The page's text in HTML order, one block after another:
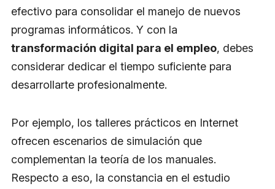
efectivo para consolidar el manejo de nuevos
programas informáticos. Y con la
transformación digital para el empleo, debes
considerar dedicar el tiempo suficiente para
desarrollarte profesionalmente.
Por ejemplo, los talleres prácticos en Internet
ofrecen escenarios de simulación que
complementan la teoría de los manuales.
Respecto a eso, la constancia en el estudio